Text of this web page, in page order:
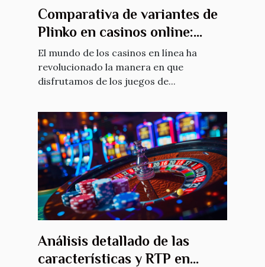
Comparativa de variantes de
Plinko en casinos online:
Características y RTP
El mundo de los casinos en línea ha
revolucionado la manera en que
disfrutamos de los juegos de...
Análisis detallado de las
características y RTP en